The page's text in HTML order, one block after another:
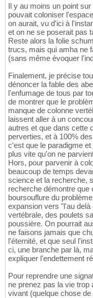
Il y au moins un point
pouvait coloniser
on aurait, vu d'ici à
et on ne se poserait pas
Reste alors la folie
trucs, mais qui amha ne
(sans même évoquer
Finalement, je précise
dénoncer la fable des
l'enfumage de tous par
de montrer que le
manque de colonne
laissent aller à un
autres et que dans cette
perverties, et à 100%
c'est que le paradigme
plus vite qu'on ne
Hors, pour parvenir à
beaucoup de temps
science et la recherche,
recherche démontre que
boursouflure du
expansion vers "l'au
vertébrale, des poulets
poussière. On pourrait
ne faisons jamais que
l'éternité, et que seul
ci, une branche par là,
expliquer l'endettement
Pour reprendre une
ne prenez pas la vie
vivant (quelque chose de